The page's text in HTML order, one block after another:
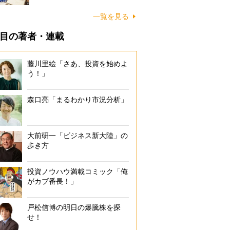
一覧を見る
の著者・連載
藤川里絵「さあ、投資を始めよ
う！」
森口亮「まるわかり市況分析」
大前研一「ビジネス新大陸」の
歩き方
投資ノウハウ満載コミック「俺
がカブ番長！」
戸松信博の明日の爆騰株を探
せ！